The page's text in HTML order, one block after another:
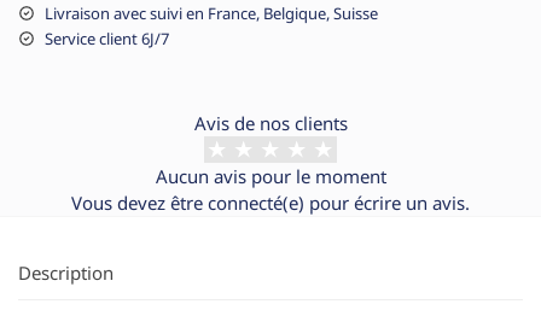
Livraison avec suivi en France, Belgique, Suisse
Service client 6J/7
Avis de nos clients
Aucun avis pour le moment
Vous devez être connecté(e) pour écrire un avis.
Description